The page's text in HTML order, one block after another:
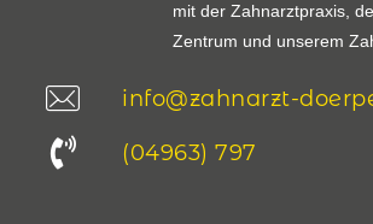
mit der Zahnarztpraxis,
Zentrum und unserem
info@zahnarzt-
(04963) 797